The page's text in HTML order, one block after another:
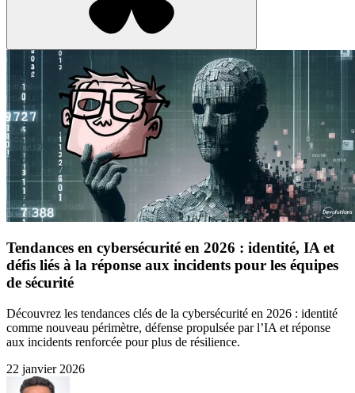
Tendances en cybersécurité en 2026 : identité, IA et
défis liés à la réponse aux incidents pour les équipes
de sécurité
Découvrez les tendances clés de la cybersécurité en 2026 : identité
comme nouveau périmètre, défense propulsée par l’IA et réponse
aux incidents renforcée pour plus de résilience.
22 janvier 2026